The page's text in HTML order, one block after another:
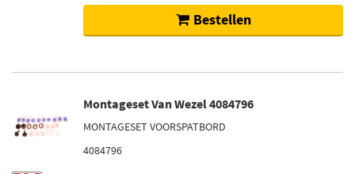
Bestellen
Montageset Van Wezel 4084796
MONTAGESET VOORSPATBORD
4084796